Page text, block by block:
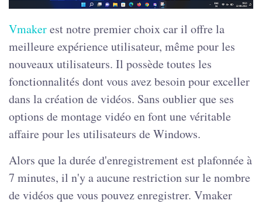
Vmakerest notre premier choix car il offre la
meilleure expérience utilisateur, même pour les
nouveaux utilisateurs. Il possède toutes les
fonctionnalités dont vous avez besoin pour exceller
dans la création de vidéos. Sans oublier que ses
options de montage vidéo en font une véritable
affaire pour les utilisateurs de Windows.
Alors que la durée d'enregistrement est plafonnée à
7 minutes, il n'y a aucune restriction sur le nombre
de vidéos que vous pouvez enregistrer. Vmaker